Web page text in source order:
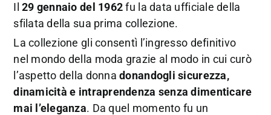
Il29 gennaio del 1962fu la data ufficiale della
sfilata della sua prima collezione.
La collezione gli consentì l’ingresso definitivo
nel mondo della moda grazie al modo in cui curò
l’aspetto della donnadonandogli sicurezza,
dinamicità e intraprendenza senza dimenticare
mai l’eleganza. Da quel momento fu un